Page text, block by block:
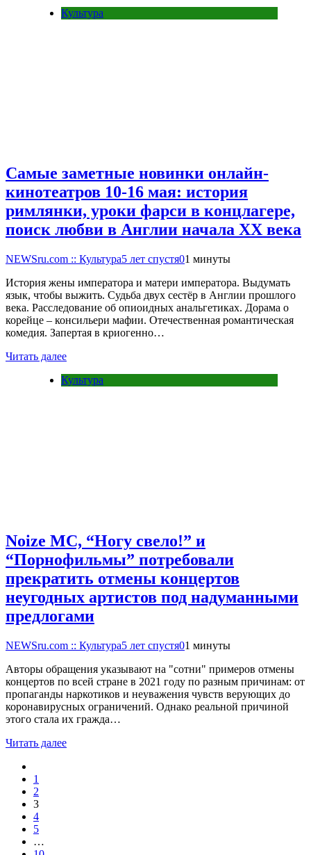
Культура
Самые заметные новинки онлайн-
кинотеатров 10-16 мая: история
римлянки, уроки фарси в концлагере,
поиск любви в Англии начала XX века
NEWSru.com :: Культура5 лет спустя01 минуты
История жены императора и матери императора. Выдумать
язык, чтобы выжить. Судьба двух сестёр в Англии прошлого
века. Расследование об опиоидных анальгетиках. Дорама о
корейце – консильери мафии. Отечественная романтическая
комедия. Запертая в криогенно…
Читать далее
Культура
Noize MC, “Ногу свело!” и
“Порнофильмы” потребовали
прекратить отмены концертов
неугодных артистов под надуманными
предлогами
NEWSru.com :: Культура5 лет спустя01 минуты
Авторы обращения указывают на "сотни" примеров отмены
концертов по всей стране в 2021 году по разным причинам: от
пропаганды наркотиков и неуважения чувств верующих до
коронавирусных ограничений. Однако реальной причиной
этого стала их гражда…
Читать далее
1
2
3
4
5
…